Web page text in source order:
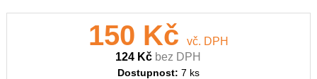
150 Kč
vč. DPH
124 Kč bez DPH
Dostupnost: 7 ks